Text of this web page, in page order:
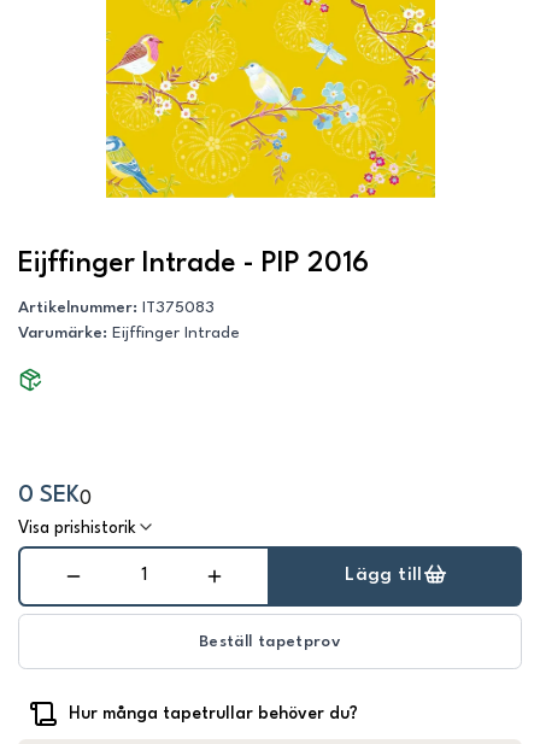
Eijffinger Intrade - PIP 2016
Artikelnummer:
IT375083
Varumärke: Eijffinger Intrade
0 SEK0
Visa prishistorik
Lägg till
Beställ tapetprov
Hur många tapetrullar behöver du?